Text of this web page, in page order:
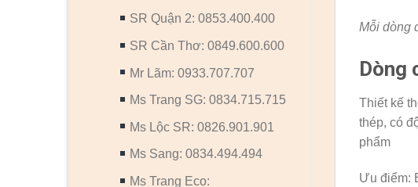
SR Quận 2: 0853.400.400
SR Cần Thơ: 0849.600.600
Mr Lãm: 0933.707.707
Ms Trang SG: 0834.715.715
Ms Lộc SR: 0826.901.901
Ms Sang: 0834.494.494
Ms Trang Eco:
Mỗi dòng
Dòng
Thiết kế
thép, có
phẩm
Ưu điểm: